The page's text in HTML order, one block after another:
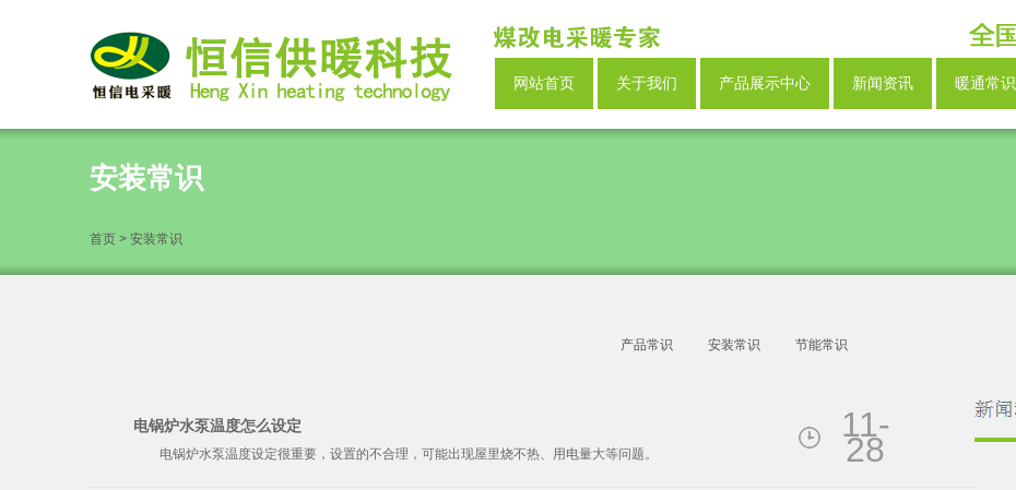
网站首页 关于我们 产品展示中心 新闻资讯 暖通常识
安装常识
首页 > 安装常识
产品常识 安装常识 节能常识
电锅炉水泵温度怎么设定
电锅炉水泵温度设定很重要，设置的不合理，可能出现屋里烧不热、用电量大等问题。
11-
28